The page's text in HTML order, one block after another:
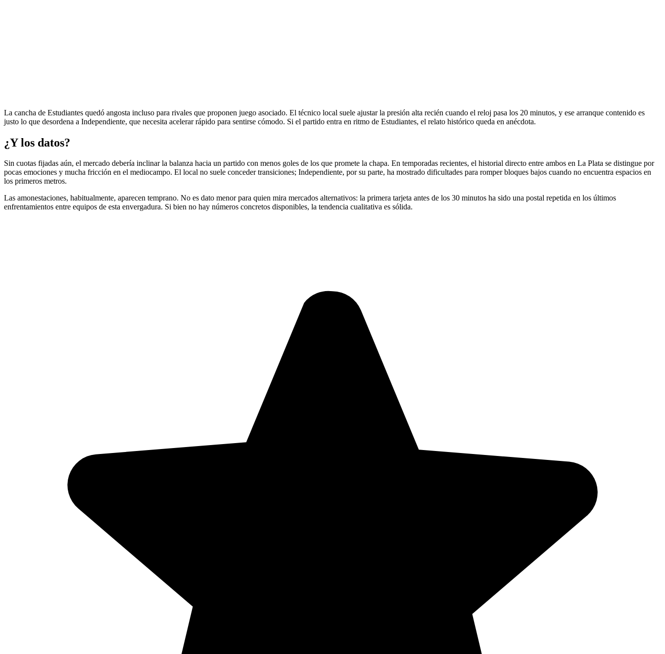
La cancha de Estudiantes quedó angosta incluso para rivales que proponen juego asociado. El técnico local suele ajustar la presión alta recién cuando el reloj pasa los 20 minutos, y ese arranque contenido es
justo lo que desordena a Independiente, que necesita acelerar rápido para sentirse cómodo. Si el partido entra en ritmo de Estudiantes, el relato histórico queda en anécdota.
¿Y los datos?
Sin cuotas fijadas aún, el mercado debería inclinar la balanza hacia un partido con menos goles de los que promete la chapa. En temporadas recientes, el historial directo entre ambos en La Plata se distingue por
pocas emociones y mucha fricción en el mediocampo. El local no suele conceder transiciones; Independiente, por su parte, ha mostrado dificultades para romper bloques bajos cuando no encuentra espacios en
los primeros metros.
Las amonestaciones, habitualmente, aparecen temprano. No es dato menor para quien mira mercados alternativos: la primera tarjeta antes de los 30 minutos ha sido una postal repetida en los últimos
enfrentamientos entre equipos de esta envergadura. Si bien no hay números concretos disponibles, la tendencia cualitativa es sólida.